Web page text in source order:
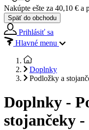
Nakúpte ešte za 40,10 € a
Späť do obchodu
Prihlásiť sa
Hlavné menu
Doplnky
Podložky a
Doplnky -
stojančeky